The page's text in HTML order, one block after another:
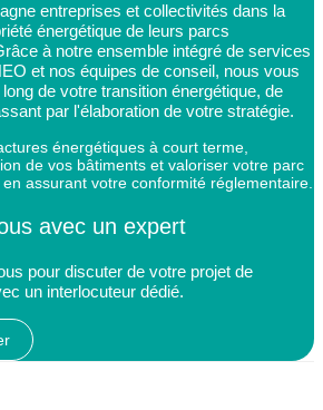
entreprises et collectivités dans la
énergétique de leurs parcs
à notre ensemble intégré de services
et nos équipes de conseil, nous vous
de votre transition énergétique, de
par l'élaboration de votre stratégie.
énergétiques à court terme,
de vos bâtiments et valoriser votre parc
assurant votre conformité réglementaire.
avec un expert
pour discuter de votre projet de
un interlocuteur dédié.